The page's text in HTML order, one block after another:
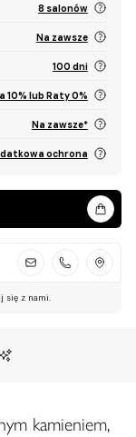
8 salonów
Na zawsze
100 dni
10% lub Raty 0%
Na zawsze*
ochrona
się z nami.
kamieniem,